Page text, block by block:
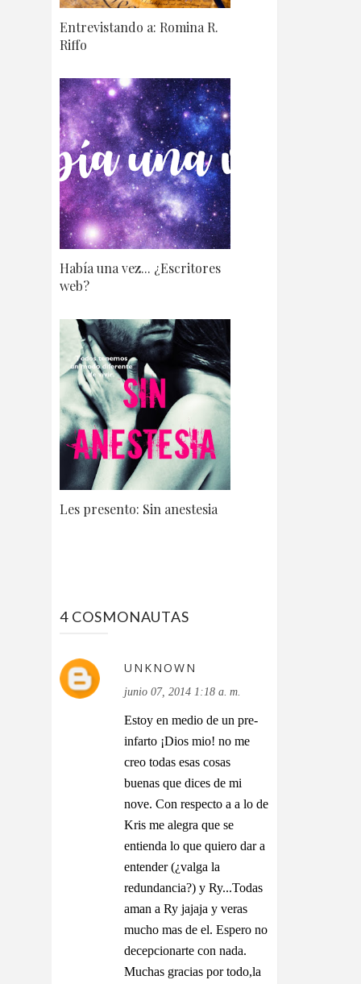
Entrevistando a: Romina R.
Riffo
Había una vez... ¿Escritores
web?
Les presento: Sin anestesia
4 COSMONAUTAS
UNKNOWN
junio 07, 2014 1:18 a. m.
Estoy en medio de un pre-
infarto ¡Dios mio! no me
creo todas esas cosas
buenas que dices de mi
nove. Con respecto a a lo de
Kris me alegra que se
entienda lo que quiero dar a
entender (¿valga la
redundancia?) y Ry...Todas
aman a Ry jajaja y veras
mucho mas de el. Espero no
decepcionarte con nada.
Muchas gracias por todo,la